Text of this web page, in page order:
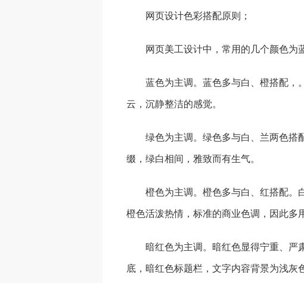
网页设计色彩搭配原则；
网页美工设计中，常用的几个颜色为
蓝色为主调。蓝色多与白、橙搭配，
云，沉静整洁的感觉。
绿色为主调。绿色多与白、兰两色搭
缀，绿白相间，雅致而有生气。
橙色为主调。橙色多与白、红搭配。
橙色活泼热情，标准的商业色调，因此多
暗红色为主调。暗红色显得宁重、严
底，暗红色标题栏，文字内容背景为浅灰